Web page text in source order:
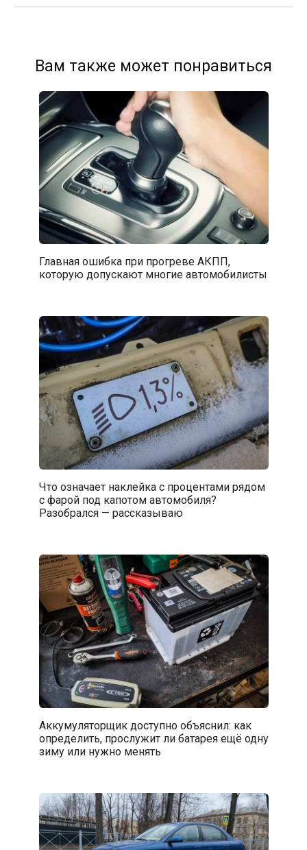
Вам также может понравиться
Главная ошибка при прогреве АКПП,
которую допускают многие автомобилисты
Что означает наклейка с процентами рядом
с фарой под капотом автомобиля?
Разобрался — рассказываю
Аккумуляторщик доступно объяснил: как
определить, прослужит ли батарея ещё одну
зиму или нужно менять